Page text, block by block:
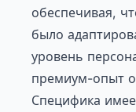
обеспечивая,
было
уровень
премиум-опыт
Специфика